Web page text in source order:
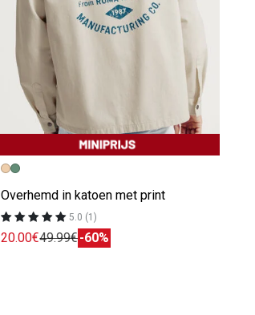
Overhemd in katoen met print
5.0 (1)
20.00€49.99€-60%